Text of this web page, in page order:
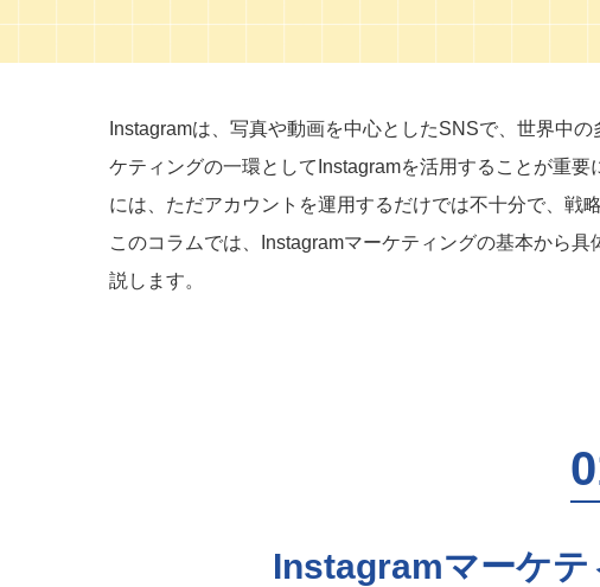
Instagramは、写真や動画を中心としたSNSで、世界中
ケティングの一環としてInstagramを活用することが重
には、ただアカウントを運用するだけでは不十分で、戦
このコラムでは、Instagramマーケティングの基本から
説します。
Instagramマーケテ